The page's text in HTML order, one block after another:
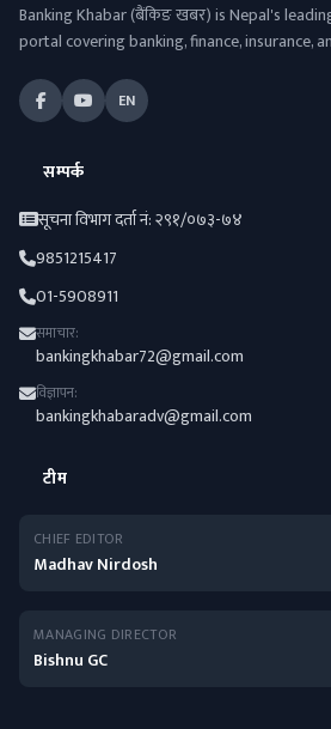
Banking Khabar (बैंकिङ खबर) is Nepal's
portal covering banking, finance, insurance,
EN
सम्पर्क
सूचना विभाग दर्ता नं: २९१/०७३-७४
9851215417
01-5908911
समाचार:
bankingkhabar72@gmail.com
विज्ञापन:
bankingkhabaradv@gmail.com
टीम
CHIEF EDITOR
Madhav Nirdosh
MANAGING DIRECTOR
Bishnu GC